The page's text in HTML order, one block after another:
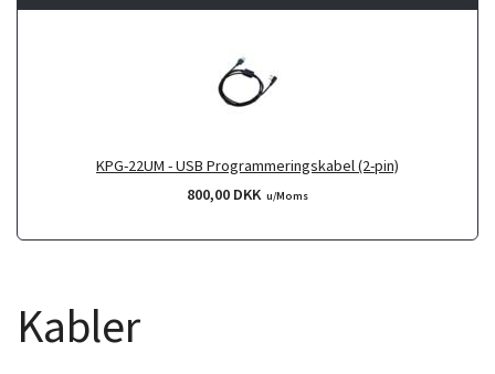
KPG-22UM - USB Programmeringskabel (2-pin)
800,00 DKK u/Moms
Kabler